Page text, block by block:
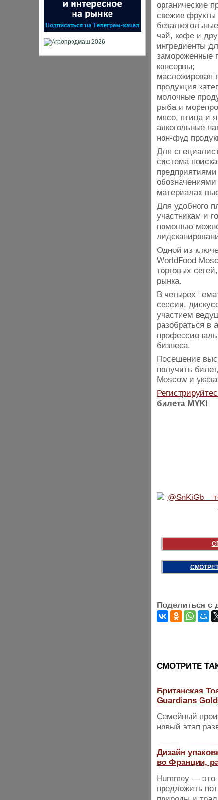
органические
свежие
чай, кофе и
ингредиенты
замороженные
консервы;
масложировая
продукция
молочные
рыба и
мясо, птица и
алкогольные
нон-фуд
Для
система
материалах
Для удобного
участникам и
помощью
Одной из
WorldFood
торговых
рынка.
В четырех
сессии,
участием
разобраться в
бизнеса.
Посещение
получить
Moscow и
билета MYKI
Поделиться с
CМОТРИТЕ
Британская
Guardians Gold
Семейный
новый этап
Дизайн
во Франции,
Hummey — это
предложить